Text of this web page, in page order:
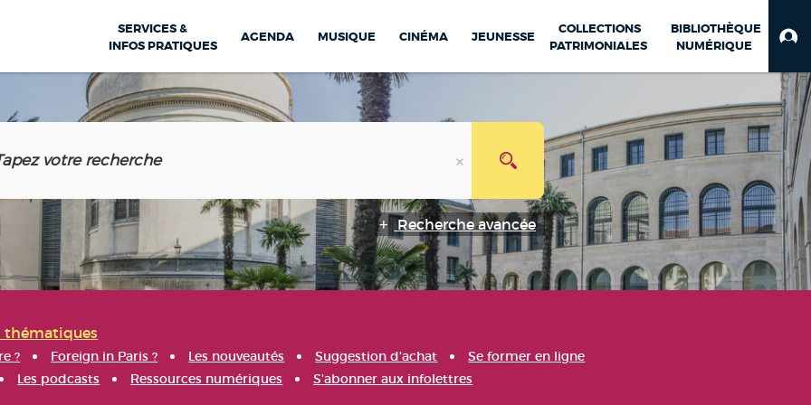
SERVICES &
INFOS PRATIQUES
AGENDA MUSIQUE CINÉMA JEUNESSE
COLLECTIONS
PATRIMONIALES
BIBLIOTHÈQUE
NUMÉRIQUE
Recherche avancée
thématiques
? Foreign in Paris ? Les nouveautés Suggestion d'achat
Se former en ligne
Les podcasts Ressources numériques S'abonner aux infolettres